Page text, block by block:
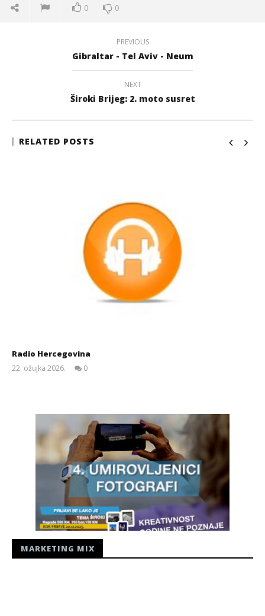
0 0
PREVIOUS
Gibraltar - Tel Aviv - Neum
NEXT
Široki Brijeg: 2. moto susret
RELATED POSTS
Radio Hercegovina
22. ožujka 2026.
0
MARKETING MIX